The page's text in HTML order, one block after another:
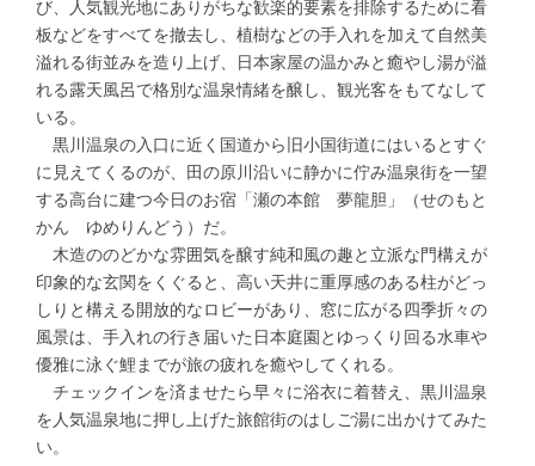
び、人気観光地にありがちな歓楽的要素を排除するために看
板などをすべてを撤去し、植樹などの手入れを加えて自然美
溢れる街並みを造り上げ、日本家屋の温かみと癒やし湯が溢
れる露天風呂で格別な温泉情緒を醸し、観光客をもてなして
いる。
黒川温泉の入口に近く国道から旧小国街道にはいるとすぐ
に見えてくるのが、田の原川沿いに静かに佇み温泉街を一望
する高台に建つ今日のお宿「瀬の本館 夢龍胆」（せのもと
かん ゆめりんどう）だ。
木造ののどかな雰囲気を醸す純和風の趣と立派な門構えが
印象的な玄関をくぐると、高い天井に重厚感のある柱がどっ
しりと構える開放的なロビーがあり、窓に広がる四季折々の
風景は、手入れの行き届いた日本庭園とゆっくり回る水車や
優雅に泳ぐ鯉までが旅の疲れを癒やしてくれる。
チェックインを済ませたら早々に浴衣に着替え、黒川温泉
を人気温泉地に押し上げた旅館街のはしご湯に出かけてみた
い。